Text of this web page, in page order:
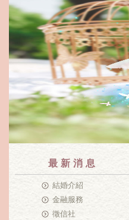
最新消息
結婚介紹
金融服務
徵信社